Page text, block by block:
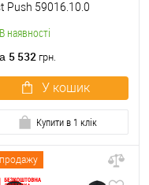
В наявності
Push 59016.10.0
5 532 грн.
У кошик
Купити в 1 клік
продажу